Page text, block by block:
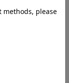
ツッコまれてばか
くーちゃん、カ
います。
子どもたちから
など、ここでし
みんなの写真も
り）
命。やさぐれパ